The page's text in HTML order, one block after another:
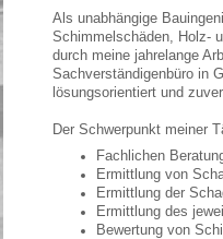
Als unabhängige
Schimmelschäden, Holz-
durch meine jahrelange
Sachverständigenbüro in
lösungsorientiert und
Der Schwerpunkt meiner
Fachlichen
Ermittlung von
Ermittlung der
Ermittlung des
Bewertung von